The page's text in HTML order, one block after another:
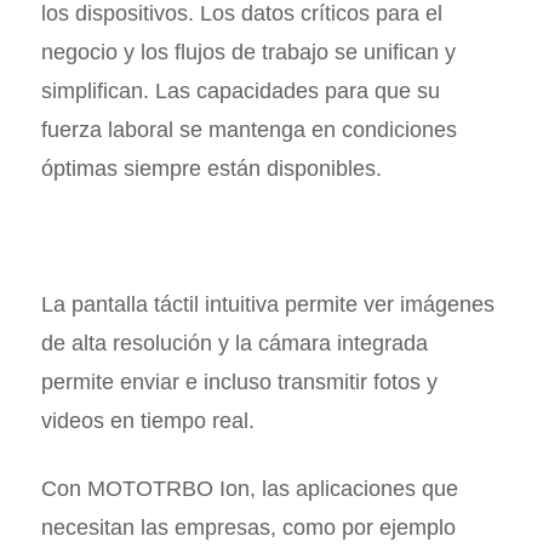
los dispositivos. Los datos críticos para el
negocio y los flujos de trabajo se unifican y
simplifican. Las capacidades para que su
fuerza laboral se mantenga en condiciones
óptimas siempre están disponibles.
La pantalla táctil intuitiva permite ver imágenes
de alta resolución y la cámara integrada
permite enviar e incluso transmitir fotos y
videos en tiempo real.
Con MOTOTRBO Ion, las aplicaciones que
necesitan las empresas, como por ejemplo